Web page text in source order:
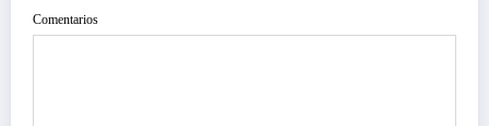
Comentarios